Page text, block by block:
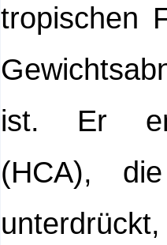
tropischen
ist. Er
(HCA),